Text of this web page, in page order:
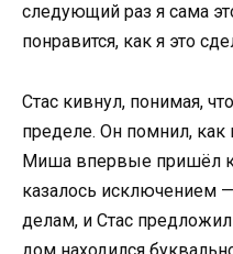
следующий раз я сама
понравится, как я это
Стас кивнул, понимая,
пределе. Он помнил, как
Миша впервые пришёл к
казалось исключением
делам, и Стас
дом находился